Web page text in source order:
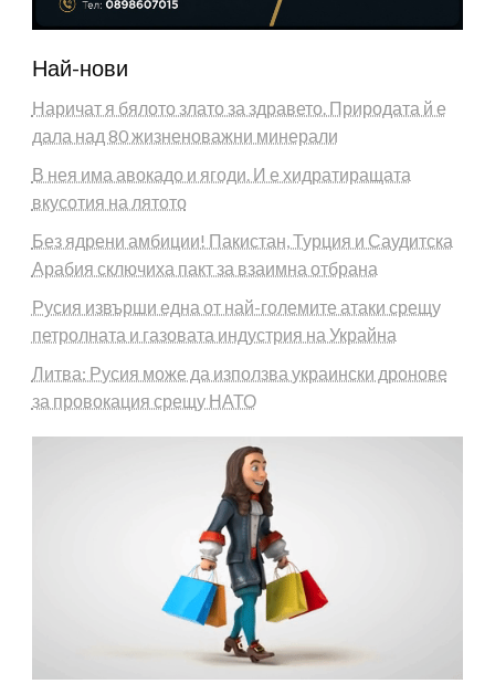
Най-нови
Наричат я бялото злато за здравето. Природата й е
дала над 80 жизненоважни минерали
В нея има авокадо и ягоди. И е хидратиращата
вкусотия на лятото
Без ядрени амбиции! Пакистан, Турция и Саудитска
Арабия сключиха пакт за взаимна отбрана
Русия извърши една от най-големите атаки срещу
петролната и газовата индустрия на Украйна
Литва: Русия може да използва украински дронове
за провокация срещу НАТО